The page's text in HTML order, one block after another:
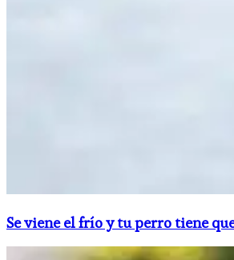
Se viene el frío y tu perro tiene